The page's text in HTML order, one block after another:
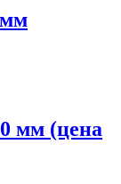
мм (цена